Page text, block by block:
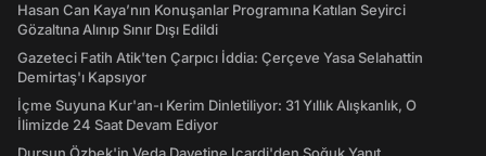
Hasan Can Kaya’nın Konuşanlar Programına Katılan Seyirci
Gözaltına Alınıp Sınır Dışı Edildi
Gazeteci Fatih Atik'ten Çarpıcı İddia: Çerçeve Yasa Selahattin
Demirtaş'ı Kapsıyor
İçme Suyuna Kur'an-ı Kerim Dinletiliyor: 31 Yıllık Alışkanlık, O
İlimizde 24 Saat Devam Ediyor